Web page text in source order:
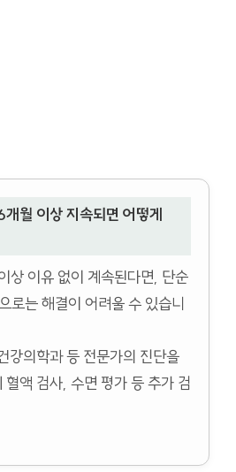
월 이상 지속되면 어떻게
상 이유 없이 계속된다면, 단순
로는 해결이 어려울 수 있습니
강의학과 등 전문가의 진단을
액 검사, 수면 평가 등 추가 검